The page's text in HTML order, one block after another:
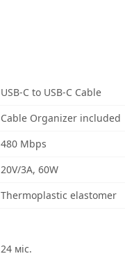
USB-C to USB-C Cable
Cable Organizer included
480 Mbps
20V/3A, 60W
Thermoplastic elastomer
24 міс.